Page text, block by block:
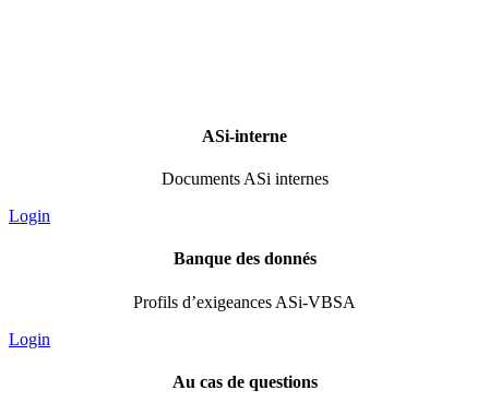
ASi-interne
Documents ASi internes
Login
Banque des donnés
Profils d’exigeances ASi-VBSA
Login
Au cas de questions